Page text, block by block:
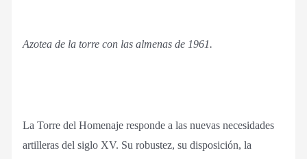
Azotea de la torre con las almenas de 1961.
La Torre del Homenaje responde a las nuevas necesidades
artilleras del siglo XV. Su robustez, su disposición, la